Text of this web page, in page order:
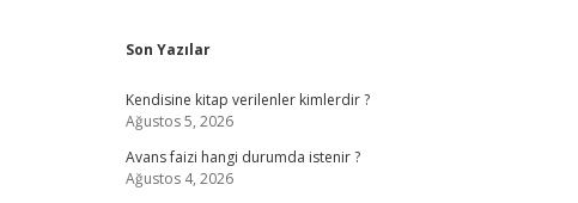
Sidebar
Son Yazılar
Kendisine kitap verilenler kimlerdir ?
Ağustos 5, 2026
Avans faizi hangi durumda istenir ?
Ağustos 4, 2026
ilbet güncel giriş adresi